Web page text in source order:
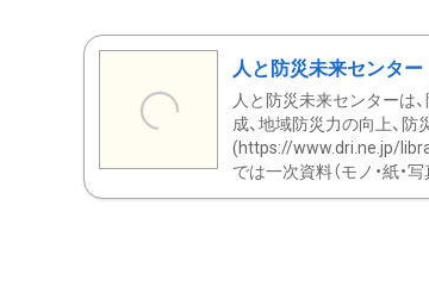
人と防災未来センタ
人と防災未来センターは
成、地域防災力の向上、
(https://www.dri.ne.jp/
では一次資料（モノ・紙・写